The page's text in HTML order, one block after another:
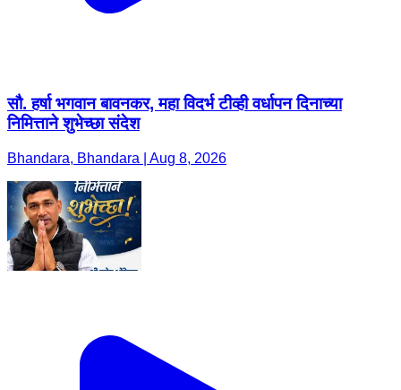
सौ. हर्षा भगवान बावनकर, महा विदर्भ टीव्ही वर्धापन दिनाच्या
निमित्ताने शुभेच्छा संदेश
Bhandara, Bhandara | Aug 8, 2026